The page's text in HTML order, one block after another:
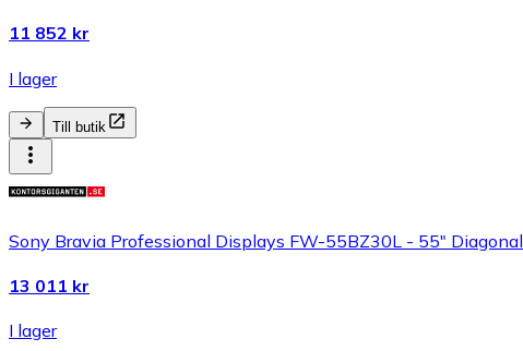
11 852 kr
I lager
Till butik
Sony Bravia Professional Displays FW-55BZ30L - 55" Diagonal
13 011 kr
I lager